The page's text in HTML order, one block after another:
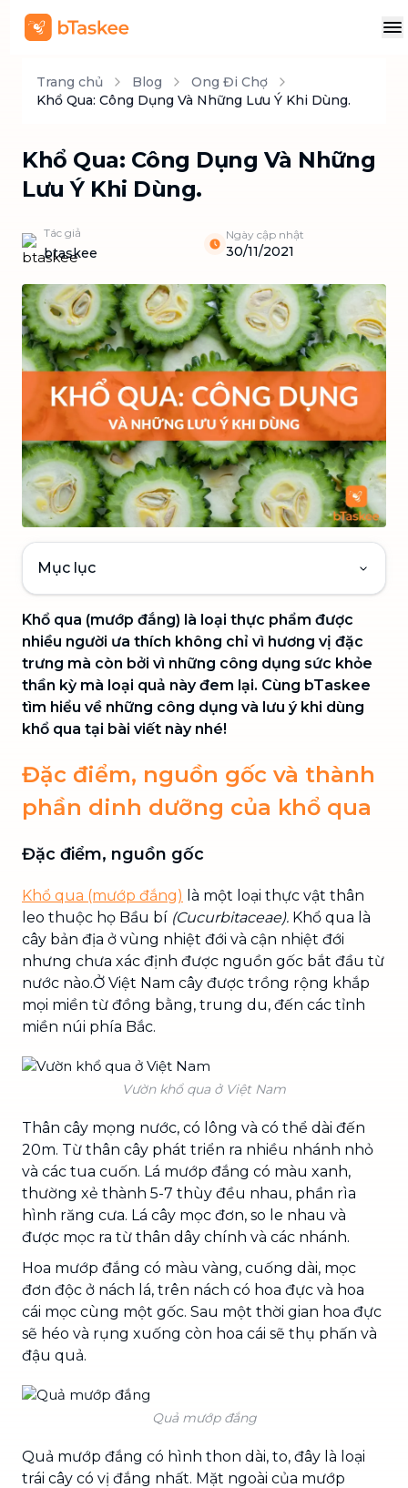
Trang chủ Blog
Ong Đi Chợ
Khổ Qua: Công Dụng Và Những Lưu Ý Khi Dùng.
Khổ Qua: Công Dụng Và Những
Lưu Ý Khi Dùng.
Tác giả
btaskee
Ngày cập nhật
30/11/2021
Mục lục
Khổ qua (mướp đắng) là loại thực phẩm được
nhiều người ưa thích không chỉ vì hương vị đặc
trưng mà còn bởi vì những công dụng sức khỏe
thần kỳ mà loại quả này đem lại. Cùng bTaskee
tìm hiểu về những công dụng và lưu ý khi dùng
khổ qua tại bài viết này nhé!
Đặc điểm, nguồn gốc và thành
phần dinh dưỡng của khổ qua
Đặc điểm, nguồn gốc
Khổ qua (mướp đắng) là một loại thực vật thân
leo thuộc họ Bầu bí (Cucurbitaceae). Khổ qua là
cây bản địa ở vùng nhiệt đới và cận nhiệt đới
nhưng chưa xác định được nguồn gốc bắt đầu từ
nước nào.Ở Việt Nam cây được trồng rộng khắp
mọi miền từ đồng bằng, trung du, đến các tỉnh
miền núi phía Bắc.
Vườn khổ qua ở Việt Nam
Thân cây mọng nước, có lông và có thể dài đến
20m. Từ thân cây phát triển ra nhiều nhánh nhỏ
và các tua cuốn. Lá mướp đắng có màu xanh,
thường xẻ thành 5-7 thùy đều nhau, phần rìa
hình răng cưa. Lá cây mọc đơn, so le nhau và
được mọc ra từ thân dây chính và các nhánh.
Hoa mướp đắng có màu vàng, cuống dài, mọc
đơn độc ở nách lá, trên nách có hoa đực và hoa
cái mọc cùng một gốc. Sau một thời gian hoa đực
sẽ héo và rụng xuống còn hoa cái sẽ thụ phấn và
đậu quả.
Quả mướp đắng
Quả mướp đắng có hình thon dài, to, đây là loại
trái cây có vị đắng nhất. Mặt ngoài của mướp